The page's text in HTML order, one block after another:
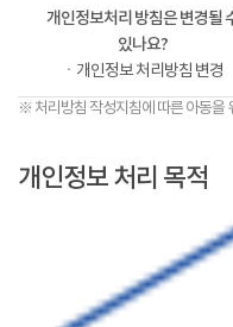
개인정보처리 방침은 변경될
있나요?
ㆍ개인정보 처리방침 변경
※ 처리방침 작성지침에 따른 아동을
개인정보 처리 목적